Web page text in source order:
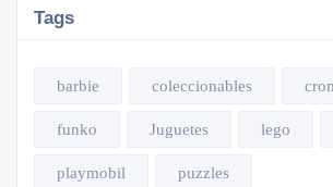
Tags
barbie coleccionables
funko Juguetes lego
playmobil puzzles